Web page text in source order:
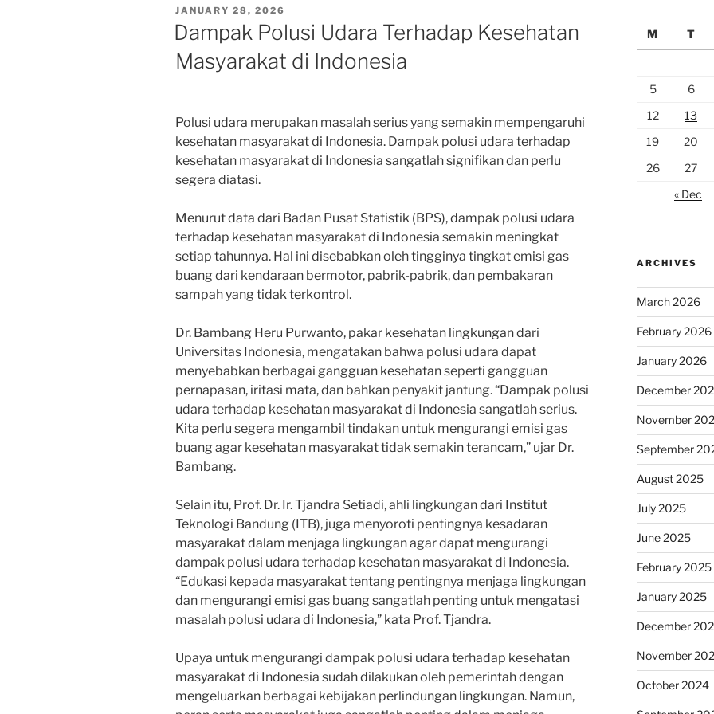
POSTED
ON
JANUARY 28, 2026
Dampak Polusi Udara Terhadap Kesehatan
Masyarakat di Indonesia
Polusi udara merupakan masalah serius yang semakin mempengaruhi
kesehatan masyarakat di Indonesia. Dampak polusi udara terhadap
kesehatan masyarakat di Indonesia sangatlah signifikan dan perlu
segera diatasi.
Menurut data dari Badan Pusat Statistik (BPS), dampak polusi udara
terhadap kesehatan masyarakat di Indonesia semakin meningkat
setiap tahunnya. Hal ini disebabkan oleh tingginya tingkat emisi gas
buang dari kendaraan bermotor, pabrik-pabrik, dan pembakaran
sampah yang tidak terkontrol.
Dr. Bambang Heru Purwanto, pakar kesehatan lingkungan dari
Universitas Indonesia, mengatakan bahwa polusi udara dapat
menyebabkan berbagai gangguan kesehatan seperti gangguan
pernapasan, iritasi mata, dan bahkan penyakit jantung. “Dampak polusi
udara terhadap kesehatan masyarakat di Indonesia sangatlah serius.
Kita perlu segera mengambil tindakan untuk mengurangi emisi gas
buang agar kesehatan masyarakat tidak semakin terancam,” ujar Dr.
Bambang.
Selain itu, Prof. Dr. Ir. Tjandra Setiadi, ahli lingkungan dari Institut
Teknologi Bandung (ITB), juga menyoroti pentingnya kesadaran
masyarakat dalam menjaga lingkungan agar dapat mengurangi
dampak polusi udara terhadap kesehatan masyarakat di Indonesia.
“Edukasi kepada masyarakat tentang pentingnya menjaga lingkungan
dan mengurangi emisi gas buang sangatlah penting untuk mengatasi
masalah polusi udara di Indonesia,” kata Prof. Tjandra.
Upaya untuk mengurangi dampak polusi udara terhadap kesehatan
masyarakat di Indonesia sudah dilakukan oleh pemerintah dengan
mengeluarkan berbagai kebijakan perlindungan lingkungan. Namun,
M
T
5
6
12
13
19
20
26
27
« Dec
ARCHIVES
March 2026
February 2026
January 2026
December
November
September
August 2025
July 2025
June 2025
February 2025
January 2025
December
November
October 2024